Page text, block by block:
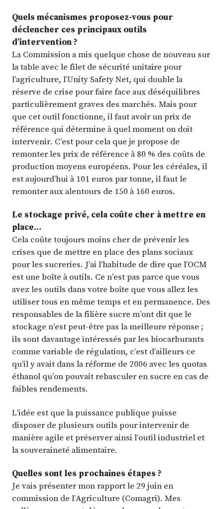
Quels mécanismes proposez-vous pour
déclencher ces principaux outils
d’intervention ?
La Commission a mis quelque chose de nouveau sur
la table avec le filet de sécurité unitaire pour
l’agriculture, l’Unity Safety Net, qui double la
réserve de crise pour faire face aux déséquilibres
particulièrement graves des marchés. Mais pour
que cet outil fonctionne, il faut avoir un prix de
référence qui détermine à quel moment on doit
intervenir. C’est pour cela que je propose de
remonter les prix de référence à 80 % des coûts de
production moyens européens. Pour les céréales, il
est aujourd’hui à 101 euros par tonne, il faut le
remonter aux alentours de 150 à 160 euros.
Le stockage privé, cela coûte cher à mettre en
place…
Cela coûte toujours moins cher de prévenir les
crises que de mettre en place des plans sociaux
pour les sucreries. J’ai l’habitude de dire que l’OCM
est une boîte à outils. Ce n’est pas parce que vous
avez les outils dans votre boîte que vous allez les
utiliser tous en même temps et en permanence. Des
responsables de la filière sucre m’ont dit que le
stockage n’est peut-être pas la meilleure réponse ;
ils sont davantage intéressés par les biocarburants
comme variable de régulation, c’est d’ailleurs ce
qu’il y avait dans la réforme de 2006 avec les quotas
éthanol qu’on pouvait rebasculer en sucre en cas de
faibles rendements.
L’idée est que la puissance publique puisse
disposer de plusieurs outils pour intervenir de
manière agile et préserver ainsi l’outil industriel et
la souveraineté alimentaire.
Quelles sont les prochaines étapes ?
Je vais présenter mon rapport le 29 juin en
commission de l’Agriculture (Comagri). Mes